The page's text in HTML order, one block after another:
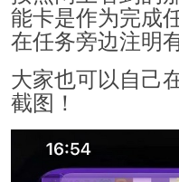
能卡是作为完成
在任务旁边注明
大家也可以自己
截图！